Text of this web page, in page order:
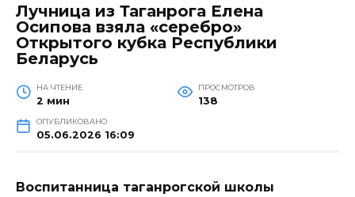
Лучница из Таганрога Елена
Осипова взяла «серебро»
Открытого кубка Республики
Беларусь
НА ЧТЕНИЕ
2 мин
ПРОСМОТРОВ
138
ОПУБЛИКОВАНО
05.06.2026 16:09
Воспитанница таганрогской школы